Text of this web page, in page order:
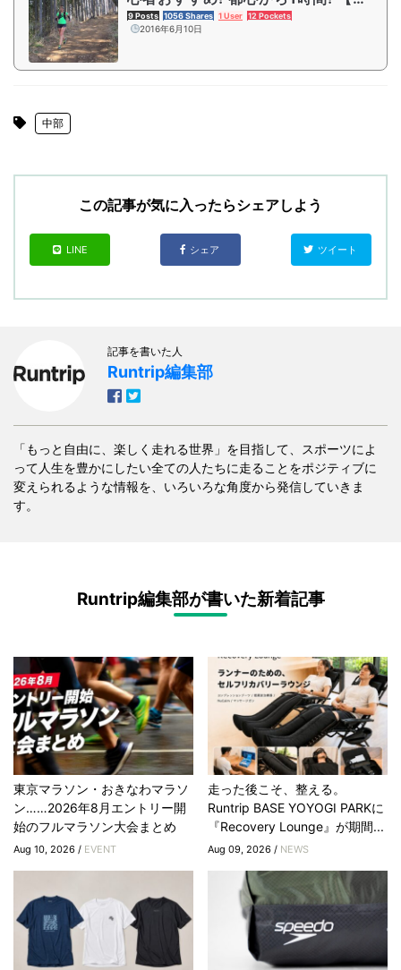
谷美帆のトレイル女子ランあいうえ
9 Posts 1056 Shares 1 User 12 Pockets
2016年6月10日
中部
この記事が気に入ったらシェアしよう
LINE シェア ツイート
記事を書いた人
Runtrip編集部
「もっと自由に、楽しく走れる世界」を目指して、スポーツによ
って人生を豊かにしたい全ての人たちに走ることをポジティブに
変えられるような情報を、いろいろな角度から発信していきま
す。
Runtrip編集部が書いた新着記事
東京マラソン・おきなわマラソ
ン……2026年8月エントリー開
始のフルマラソン大会まとめ
Aug 10, 2026 / EVENT
走った後こそ、整える。
Runtrip BASE YOYOGI PARKに
『Recovery Lounge』が期間...
Aug 09, 2026 / NEWS